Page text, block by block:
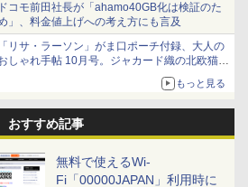
コモ前田社長が「ahamo40GB化は検証のた
」、料金値上げへの考え方にも言及
リサ・ラーソン」がま口ポーチ付録、大人の
しゃれ手帖 10月号。ジャカード織の北欧猫デ
もっと見る
おすすめ記事
無料で使えるWi-
Fi「00000JAPAN」利用時に